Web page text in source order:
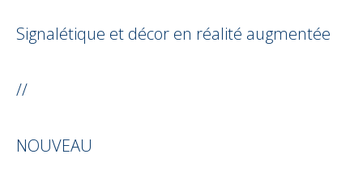
Signalétique et décor en réalité augmentée
//
NOUVEAU